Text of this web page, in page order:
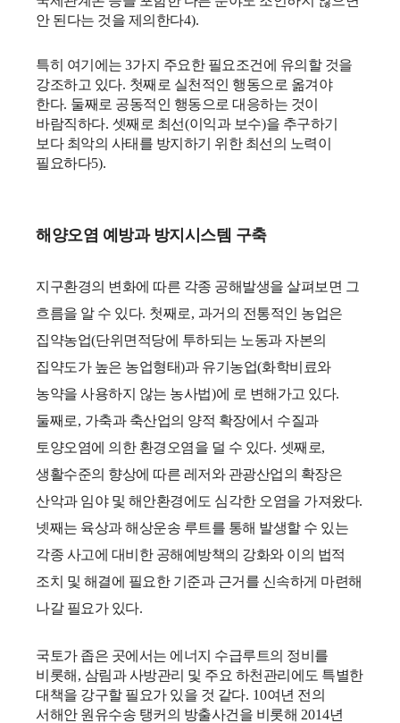
안 된다는 것을 제의한다4).
특히 여기에는 3가지 주요한 필요조건에 유의할 것을
강조하고 있다. 첫째로 실천적인 행동으로 옮겨야
한다. 둘째로 공동적인 행동으로 대응하는 것이
바람직하다. 셋째로 최선(이익과 보수)을 추구하기
보다 최악의 사태를 방지하기 위한 최선의 노력이
필요하다5).
해양오염 예방과 방지시스템 구축
지구환경의 변화에 따른 각종 공해발생을 살펴보면 그
흐름을 알 수 있다. 첫째로, 과거의 전통적인 농업은
집약농업(단위면적당에 투하되는 노동과 자본의
집약도가 높은 농업형태)과 유기농업(화학비료와
농약을 사용하지 않는 농사법)에 로 변해가고 있다.
둘째로, 가축과 축산업의 양적 확장에서 수질과
토양오염에 의한 환경오염을 덜 수 있다. 셋째로,
생활수준의 향상에 따른 레저와 관광산업의 확장은
산악과 임야 및 해안환경에도 심각한 오염을 가져왔다.
넷째는 육상과 해상운송 루트를 통해 발생할 수 있는
각종 사고에 대비한 공해예방책의 강화와 이의 법적
조치 및 해결에 필요한 기준과 근거를 신속하게 마련해
나갈 필요가 있다.
국토가 좁은 곳에서는 에너지 수급루트의 정비를
비롯해 , 삼림과 사방관리 및 주요 하천관리에도 특별한
대책을 강구할 필요가 있을 것 같다. 10여년 전의
서해안 원유수송 탱커의 방출사건을 비롯해 2014년